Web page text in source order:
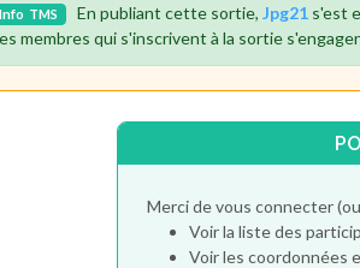
Info TMS En publiant cette sortie,Jpg21 s'est
membres qui s'inscrivent à la sortie
Merci de vous connecter
Voir la liste des
Voir les coordonnées